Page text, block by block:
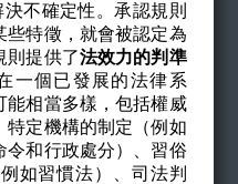
決不確定性。承認規則
些特徵，就會被認定為
則提供了法效力的判準
一個已發展的法律系
能相當多樣，包括權威
特定機構的制定（例如
令和行政處分）、習俗
如習慣法）、司法判